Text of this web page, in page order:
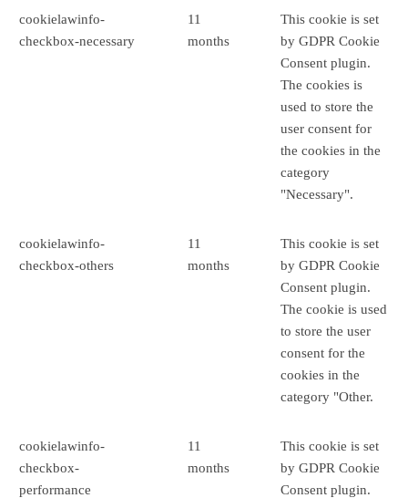
cookielawinfo-
checkbox-necessary
11
months
This cookie is set
by GDPR Cookie
Consent plugin.
The cookies is
used to store the
user consent for
the cookies in the
category
"Necessary".
cookielawinfo-
checkbox-others
11
months
This cookie is set
by GDPR Cookie
Consent plugin.
The cookie is used
to store the user
consent for the
cookies in the
category "Other.
cookielawinfo-
checkbox-
performance
11
months
This cookie is set
by GDPR Cookie
Consent plugin.